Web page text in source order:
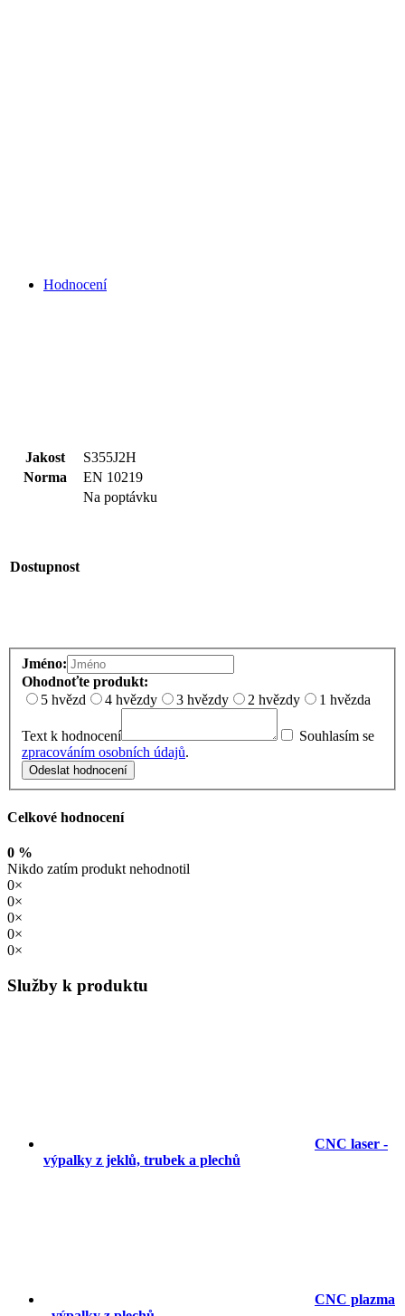
Hodnocení
Jakost
S355J2H
Norma
EN 10219
Dostupnost
Na poptávku
Jméno:
Ohodnoťte produkt:
5 hvězd
4 hvězdy 3 hvězdy 2 hvězdy 1 hvězda
Text k hodnocení
Souhlasím se
zpracováním osobních údajů.
Odeslat hodnocení
Celkové hodnocení
0 %
Nikdo zatím produkt nehodnotil
0×
0×
0×
0×
0×
Služby k produktu
CNC laser -
výpalky z jeklů, trubek a plechů
CNC plazma